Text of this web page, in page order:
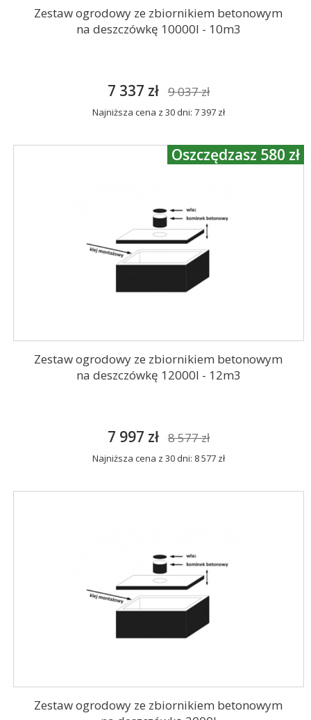
Zestaw ogrodowy ze zbiornikiem betonowym
na deszczówkę 10000l - 10m3
7 337 zł 9 037 zł
Najniższa cena z 30 dni: 7 397 zł
Zestaw ogrodowy ze zbiornikiem betonowym
na deszczówkę 12000l - 12m3
7 997 zł 8 577 zł
Najniższa cena z 30 dni: 8 577 zł
Oszczędzasz 580 zł
Zestaw ogrodowy ze zbiornikiem betonowym